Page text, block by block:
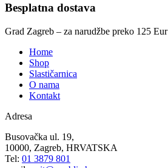
Besplatna dostava
Grad Zagreb – za narudžbe preko 125 Eur
Home
Shop
Slastičarnica
O nama
Kontakt
Adresa
Busovačka ul. 19,
10000, Zagreb, HRVATSKA
Tel: 01 3879 801